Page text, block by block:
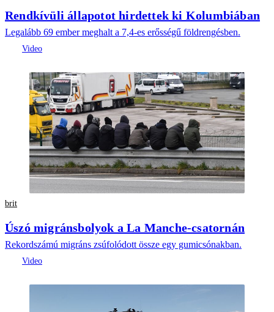
Rendkívüli állapotot hirdettek ki Kolumbiában
Legalább 69 ember meghalt a 7,4-es erősségű földrengésben.
brit
Úszó migránsbolyok a La Manche-csatornán
Rekordszámú migráns zsúfolódott össze egy gumicsónakban.